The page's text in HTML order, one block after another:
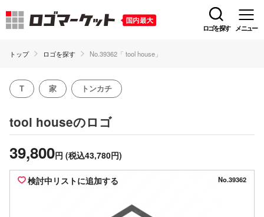
ロゴを探す メニュー
トップ ロゴを探す No.39362「 tool house」
T 家 トンカチ
tool houseのロゴ
39,800円 (税込43,780円)
検討中リストに追加する No.39362